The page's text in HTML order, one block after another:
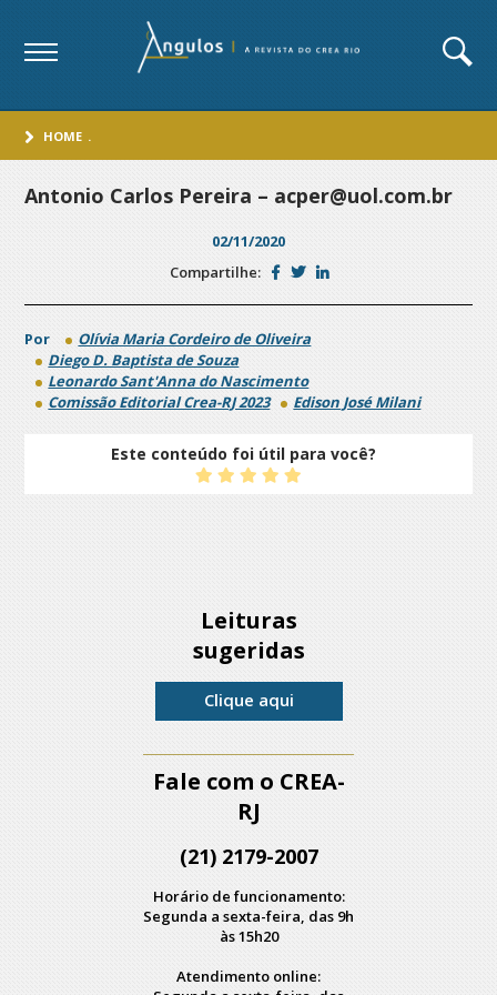
HOME .
Antonio Carlos Pereira – acper@uol.com.br
02/11/2020
Compartilhe:
Por
Olívia Maria Cordeiro de Oliveira
Diego D. Baptista de Souza
Leonardo Sant'Anna do Nascimento
Comissão Editorial Crea-RJ 2023
Edison José Milani
Este conteúdo foi útil para você?
Leituras
sugeridas
Clique aqui
Fale com o CREA-
RJ
(21) 2179-2007
Horário de funcionamento:
Segunda a sexta-feira, das 9h
às 15h20
Atendimento online: